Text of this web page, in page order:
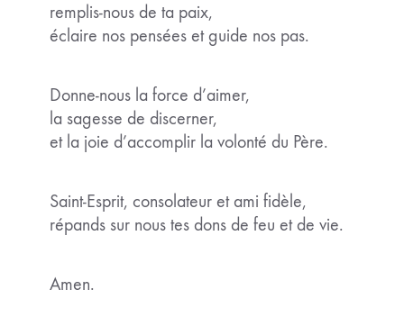
remplis-nous de ta paix,
éclaire nos pensées et guide nos pas.
Donne-nous la force d’aimer,
la sagesse de discerner,
et la joie d’accomplir la volonté du Père.
Saint-Esprit, consolateur et ami fidèle,
répands sur nous tes dons de feu et de vie.
Amen.